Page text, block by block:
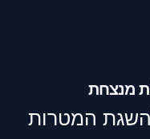
מנצחת
המטרות